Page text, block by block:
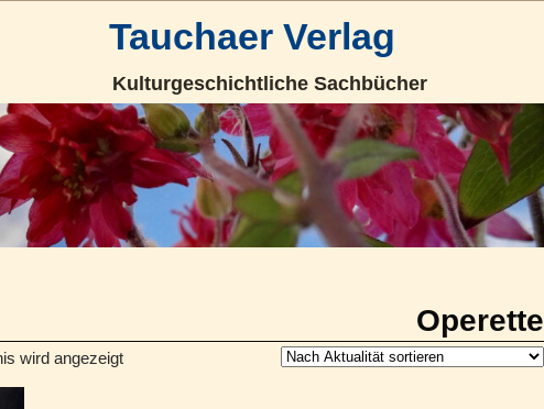
Tauchaer Verlag
Kulturgeschichtliche Sachbücher
Operette
wird angezeigt